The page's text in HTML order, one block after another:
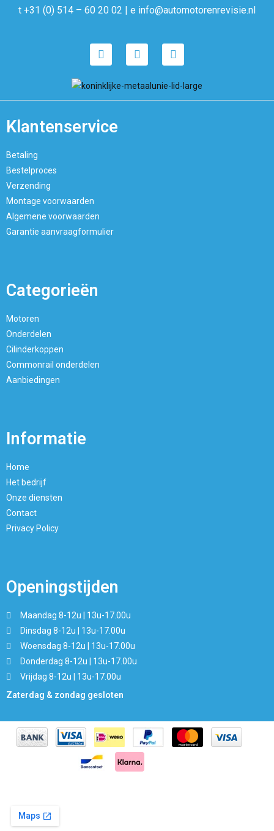
t +31 (0) 514 – 60 20 02 | e info@automotorenrevisie.nl
Klantenservice
Betaling
Bestelproces
Verzending
Montage voorwaarden
Algemene voorwaarden
Garantie aanvraagformulier
Categorieën
Motoren
Onderdelen
Cilinderkoppen
Commonrail onderdelen
Aanbiedingen
Informatie
Home
Het bedrijf
Onze diensten
Contact
Privacy Policy
Openingstijden
Maandag 8-12u | 13u-17.00u
Dinsdag 8-12u | 13u-17.00u
Woensdag 8-12u | 13u-17.00u
Donderdag 8-12u | 13u-17.00u
Vrijdag 8-12u | 13u-17.00u
Zaterdag & zondag gesloten